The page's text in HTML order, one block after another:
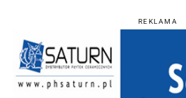
REKLAMA